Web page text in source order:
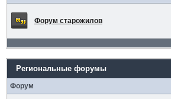
Форум старожилов
Региональные форумы
Форум